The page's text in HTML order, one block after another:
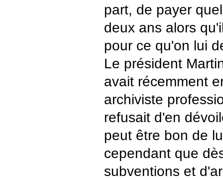
part, de payer
deux ans alors
pour ce qu'on lui
Le président
avait récemment
archiviste
refusait d'en
peut être bon de
cependant que
subventions et